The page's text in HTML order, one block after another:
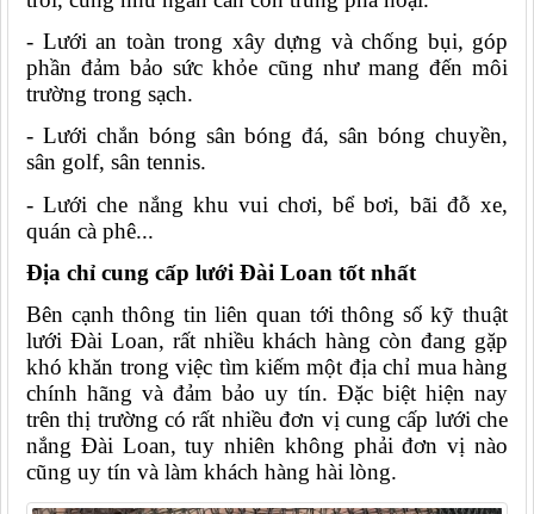
- Lưới an toàn trong xây dựng và chống bụi, góp
phần đảm bảo sức khỏe cũng như mang đến môi
trường trong sạch.
- Lưới chắn bóng sân bóng đá, sân bóng chuyền,
sân golf, sân tennis.
- Lưới che nắng khu vui chơi, bể bơi, bãi đỗ xe,
quán cà phê...
Địa chỉ cung cấp lưới Đài Loan tốt nhất
Bên cạnh thông tin liên quan tới thông số kỹ thuật
lưới Đài Loan, rất nhiều khách hàng còn đang gặp
khó khăn trong việc tìm kiếm một địa chỉ mua hàng
chính hãng và đảm bảo uy tín. Đặc biệt hiện nay
trên thị trường có rất nhiều đơn vị cung cấp lưới che
nắng Đài Loan, tuy nhiên không phải đơn vị nào
cũng uy tín và làm khách hàng hài lòng.